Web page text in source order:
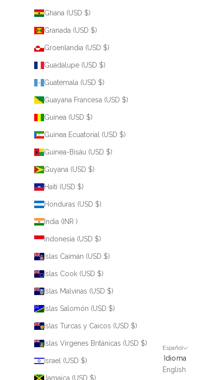
Ghana (USD $)
Granada (USD $)
Groenlandia (USD $)
Guadalupe (USD $)
Guatemala (USD $)
Guayana Francesa (USD $)
Guinea (USD $)
Guinea Ecuatorial (USD $)
Guinea-Bisáu (USD $)
Guyana (USD $)
Haití (USD $)
Honduras (USD $)
India (INR ₹)
Indonesia (USD $)
Islas Caimán (USD $)
Islas Cook (USD $)
Islas Malvinas (USD $)
Islas Salomón (USD $)
Islas Turcas y Caicos (USD $)
Islas Vírgenes Británicas (USD $)
Israel (USD $)
Jamaica (USD $)
Español
Idioma
English